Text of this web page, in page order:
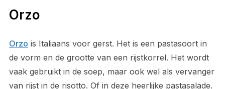
Orzo
Orzo is Italiaans voor gerst. Het is een pastasoort in
de vorm en de grootte van een rijstkorrel. Het wordt
vaak gebruikt in de soep, maar ook wel als vervanger
van rijst in de risotto. Of in deze heerlijke pastasalade.